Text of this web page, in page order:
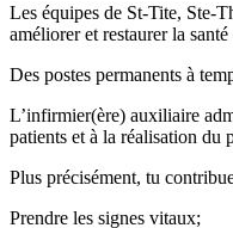
Les équipes de St-Tite, Ste-
améliorer et restaurer la
Des postes permanents à
L’infirmier(ère) auxiliaire
patients et à la réalisation du
Plus précisément, tu
Prendre les signes vitaux;